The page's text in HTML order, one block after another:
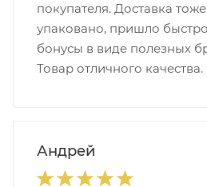
покупателя. Доставка
упаковано, пришло
бонусы в виде полезных
Товар отличного качества.
Андрей